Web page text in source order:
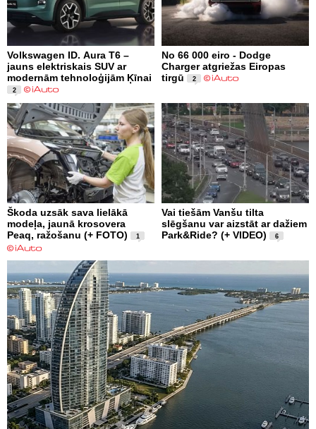
Volkswagen ID. Aura T6 –
jauns elektriskais SUV ar
modernām tehnoloģijām Ķīnai
2
No 66 000 eiro - Dodge
Charger atgriežas Eiropas
tirgū
2
Škoda uzsāk sava lielākā
modeļa, jaunā krosovera
Peaq, ražošanu (+ FOTO)
1
Vai tiešām Vanšu tilta
slēgšanu var aizstāt ar dažiem
Park&Ride? (+ VIDEO)
6